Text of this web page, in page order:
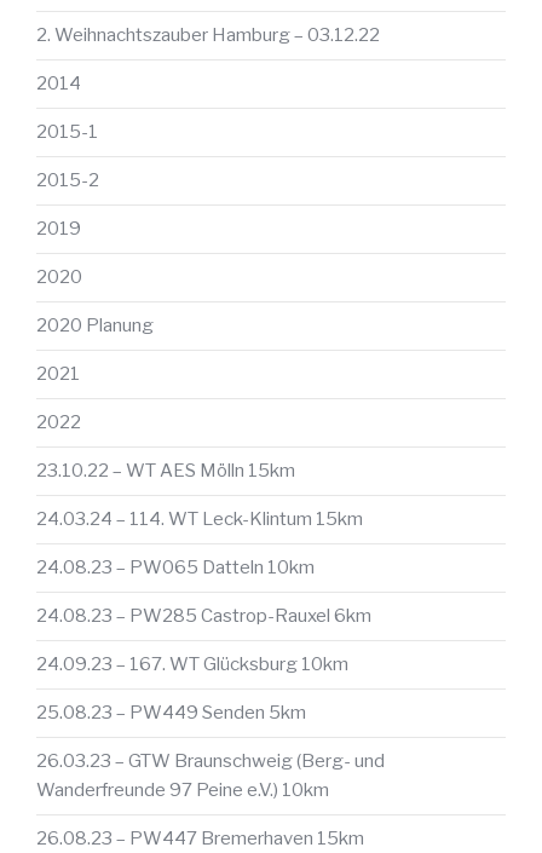
2. Weihnachtszauber Hamburg – 03.12.22
2014
2015-1
2015-2
2019
2020
2020 Planung
2021
2022
23.10.22 – WT AES Mölln 15km
24.03.24 – 114. WT Leck-Klintum 15km
24.08.23 – PW065 Datteln 10km
24.08.23 – PW285 Castrop-Rauxel 6km
24.09.23 – 167. WT Glücksburg 10km
25.08.23 – PW449 Senden 5km
26.03.23 – GTW Braunschweig (Berg- und
Wanderfreunde 97 Peine e.V.) 10km
26.08.23 – PW447 Bremerhaven 15km